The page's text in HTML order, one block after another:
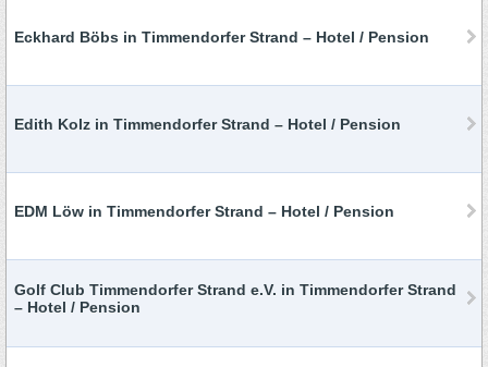
Eckhard Böbs in Timmendorfer Strand – Hotel / Pension
Edith Kolz in Timmendorfer Strand – Hotel / Pension
EDM Löw in Timmendorfer Strand – Hotel / Pension
Golf Club Timmendorfer Strand e.V. in Timmendorfer Strand
– Hotel / Pension